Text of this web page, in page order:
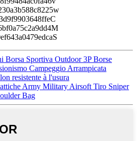
Borsa Sportiva Outdoor 3P Borse
Campeggio Arrampicata
resistente à l'usura
Army Military Airsoft Tiro Sniper
Bag